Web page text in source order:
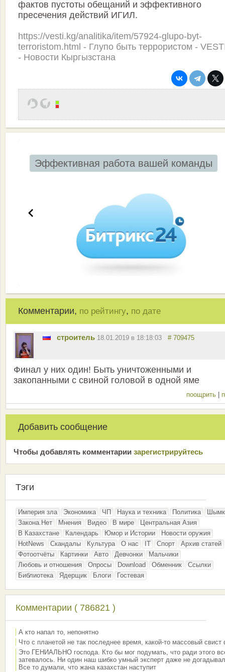
фактов пустоты обещаний и эффективного
пресечения действий ИГИЛ.
https://vesti.kg/analitika/item/57924-glupo-byt-
terroristom.html - Глупо быть террористом -
- Новости Кыргызстана
Эффективная работа вашей команды
Комментарии, по рейтингу, по дате
строитель 18.01.2019 в 18:18:03 # 709475
Финал у них один! Быть уничтоженными и
закопанными с свиной головой в одной яме
поощрить
Добавить сообщение
Чтобы добавлять комментарии зарeгиcтрирyйтeсь
Тэги
Империя зла Экономика ЧП Наука и техника Политика
Закона.Нет
Мнения Видео В мире
Центральная Азия
В Казахстане
Календарь Юмор и Истории
Новости оружия
HotNews
Скандалы Культура О нас IT Спорт
Архив статей
Фотоотчёты
Картинки Авто Девчонки
Мальчики
Любовь и отношения
Опросы Download Обменник
Ссылки
Библиотека
Ядерщик Блоги Гостевая
Комментарии ( 786821 )
А кто напал то, непонятно
Что с планетой не так последнее время, какой-то массовый свист
Это ГЕНИАЛЬНО господа. Кто бы мог подумать, что ради этого
затевалось. Ни один наш шибко умный эксперт даже не
Все то думали, что жана казахстан наступит